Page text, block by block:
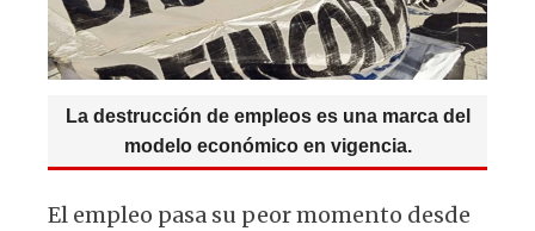
La destrucción de empleos es una marca del
modelo económico en vigencia.
El empleo pasa su peor momento desde